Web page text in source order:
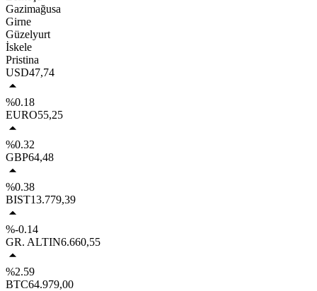
Gazimağusa
Girne
Güzelyurt
İskele
Pristina
USD47,74
%0.18
EURO55,25
%0.32
GBP64,48
%0.38
BIST13.779,39
%-0.14
GR. ALTIN6.660,55
%2.59
BTC64.979,00